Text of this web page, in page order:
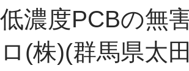
濃度PCBの無
(株)(群馬県太